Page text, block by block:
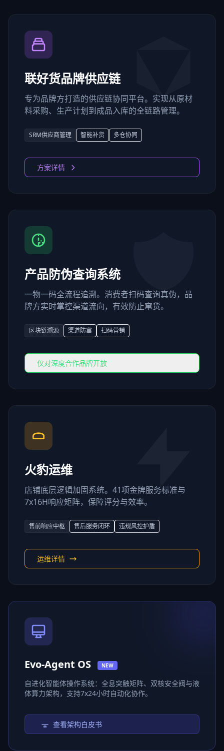
联好货品牌供应链
专为品牌方打造的供应链协同平台。实现从原材
料采购、生产计划到成品入库的全链路管理。
SRM供应商管理 智能补货 多仓协同
方案详情
产品防伪查询系统
一物一码全流程追溯。消费者扫码查询真伪，品
牌方实时掌控渠道流向，有效防止窜货。
区块链溯源 渠道防窜 扫码营销
仅对深度合作品牌开放
火豹运维
店铺底层逻辑加固系统。41项金牌服务标准与
7x16H响应矩阵，保障评分与效率。
售前响应中枢 售后服务闭环 违规风控护盾
运维详情
Evo-Agent OS NEW
自进化智能体操作系统：全息突触矩阵、双核安全阀与液
体算力架构，支持7x24小时自动化协作。
查看架构白皮书